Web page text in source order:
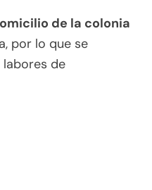
de la colonia
por lo que se
de